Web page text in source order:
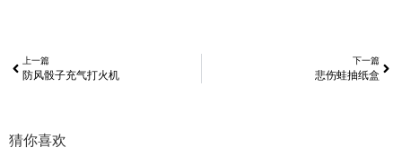
上一篇
防风骰子充气打火机
下一篇
悲伤蛙抽纸盒
猜你喜欢